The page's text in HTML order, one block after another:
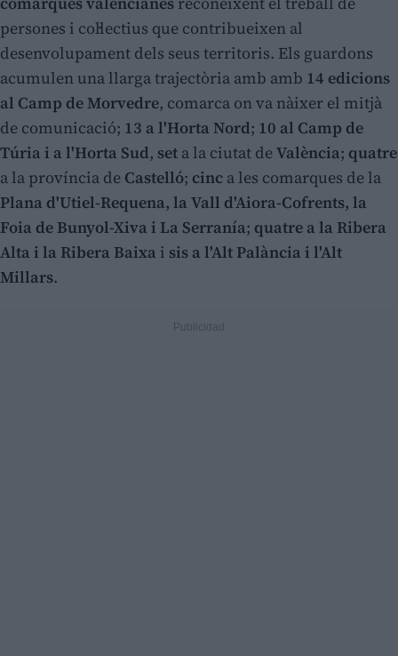
persones i col·lectius que contribueixen al
desenvolupament dels seus territoris. Els guardons
acumulen una llarga trajectòria amb amb 14 edicions
al Camp de Morvedre, comarca on va nàixer el mitjà
de comunicació; 13 a l'Horta Nord; 10 al Camp de
Túria i a l'Horta Sud, set a la ciutat deValència; quatre
a la província de Castelló; cinc a les comarques de la
Plana d'Utiel-Requena, la Vall d'Aiora-Cofrents, la
Foia de Bunyol-Xiva i La Serranía; quatre a la Ribera
Alta i la Ribera Baixa i sis a l'Alt Palància i l'Alt
Millars.